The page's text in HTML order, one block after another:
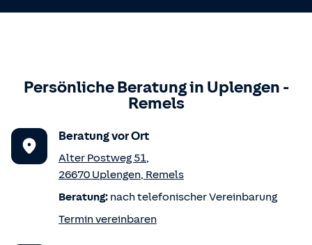
Persönliche Beratung in Uplengen -
Remels
Beratung vor Ort
Alter Postweg 51,
26670 Uplengen, Remels
Beratung: nach telefonischer Vereinbarung
Termin vereinbaren